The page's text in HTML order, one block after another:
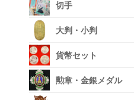
切手
大判・小判
貨幣セット
勲章・金銀メダル